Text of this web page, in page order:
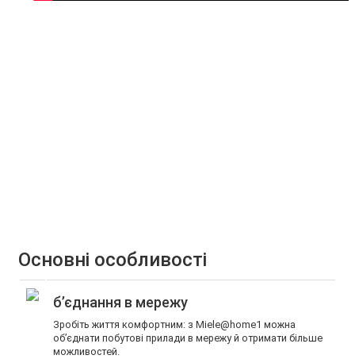
Основні особливості
б’єднання в мережу
Зробіть життя комфортним: з Miele@home1 можна
об’єднати побутові прилади в мережу й отримати більше
можливостей.